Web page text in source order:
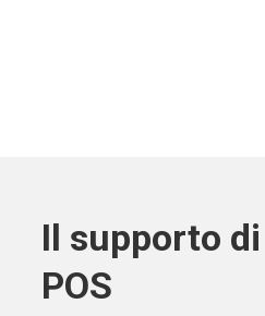
Il supporto
POS